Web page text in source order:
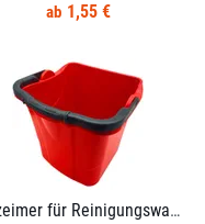
1,55 €
Putzeimer für Reinigungswagen